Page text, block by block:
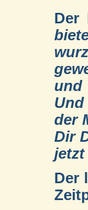
Der
und
Und
der
Dir
jetzt
Der